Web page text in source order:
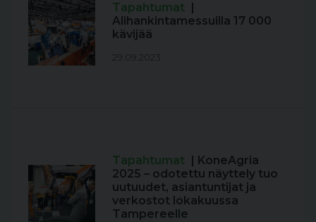
Tapahtumat
Alihankintamessuilla 17 000
kävijää
29.09.2023
Tapahtumat
| KoneAgria
2025 – odotettu näyttely tuo
uutuudet, asiantuntijat ja
verkostot lokakuussa
Tampereelle